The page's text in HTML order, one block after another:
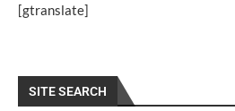
[gtranslate]
SITE SEARCH